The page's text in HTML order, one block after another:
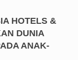
HOTELS &
DUNIA
ANAK-